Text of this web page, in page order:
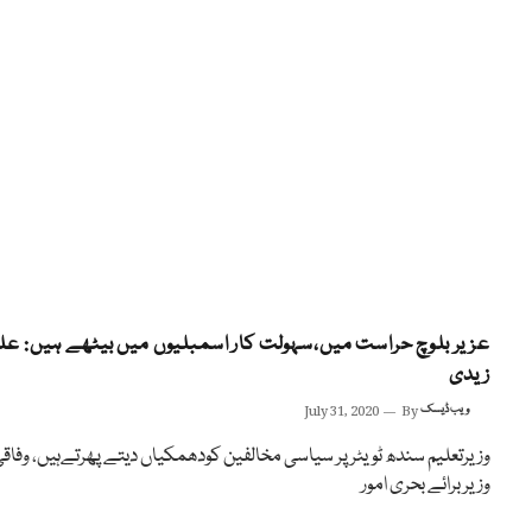
عزیر بلوچ حراست میں،سہولت کار اسمبلیوں میں بیٹھے ہیں:
زیدی
July 31, 2020 Byویب ڈیسک
وزیرتعلیم سندھ ٹویٹر پر سیاسی مخالفین کودھمکیاں دیتے پھرتےہیں،
وزیر برائے بحری امور